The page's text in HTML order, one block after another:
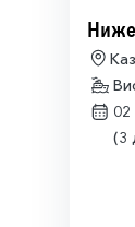
02
(3